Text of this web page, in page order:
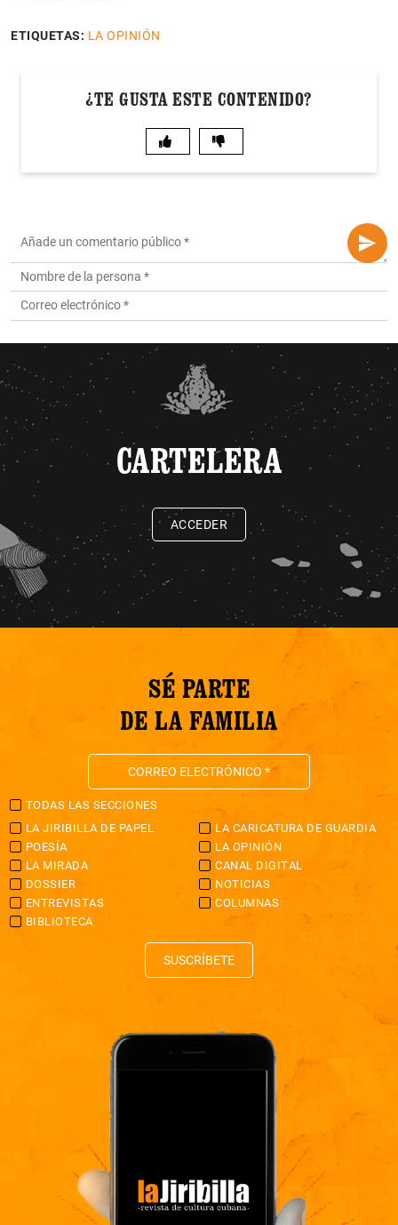
ETIQUETAS: LA OPINIÓN
¿TE GUSTA ESTE CONTENIDO?
CARTELERA
ACCEDER
SÉ PARTE
DE LA FAMILIA
TODAS LAS SECCIONES
LA JIRIBILLA DE PAPEL
LA CARICATURA DE GUARDIA
POESÍA
LA OPINIÓN
LA MIRADA
CANAL DIGITAL
DOSSIER
NOTICIAS
ENTREVISTAS
COLUMNAS
BIBLIOTECA
SUSCRÍBETE